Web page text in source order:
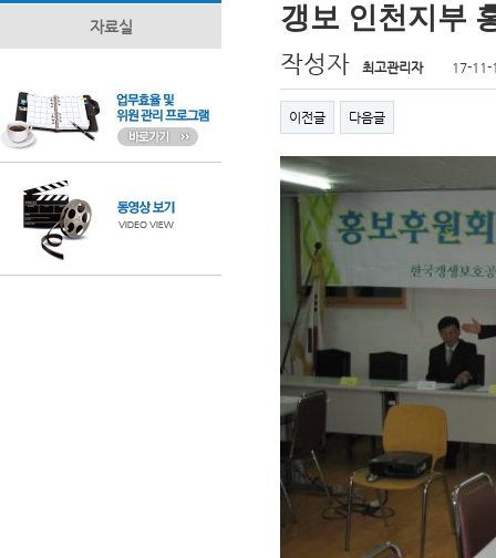
자료실 갱보 인천지부
작성자 최고관리자 17-11-
이전글 다음글